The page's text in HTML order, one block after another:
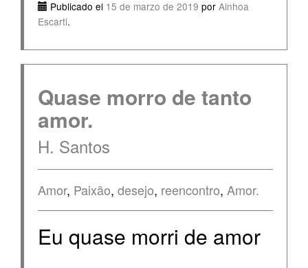
Publicado el 15 de marzo de 2019 por Ainhoa
Escarti.
Quase morro de tanto
amor.
H. Santos
Amor, Paixão, desejo, reencontro, Amor.
Eu quase morri de amor